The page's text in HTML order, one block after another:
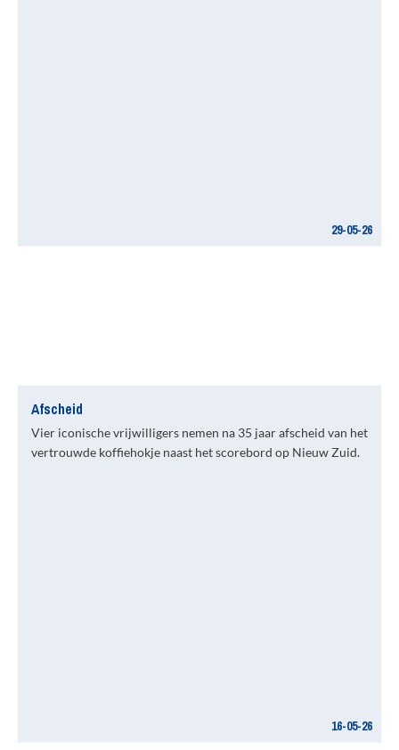
29-05-26
Afscheid
Vier iconische vrijwilligers nemen na 35 jaar afscheid van het
vertrouwde koffiehokje naast het scorebord op Nieuw Zuid.
16-05-26